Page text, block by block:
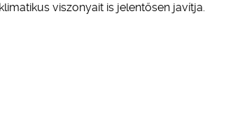
viszonyait is jelentősen javítja.